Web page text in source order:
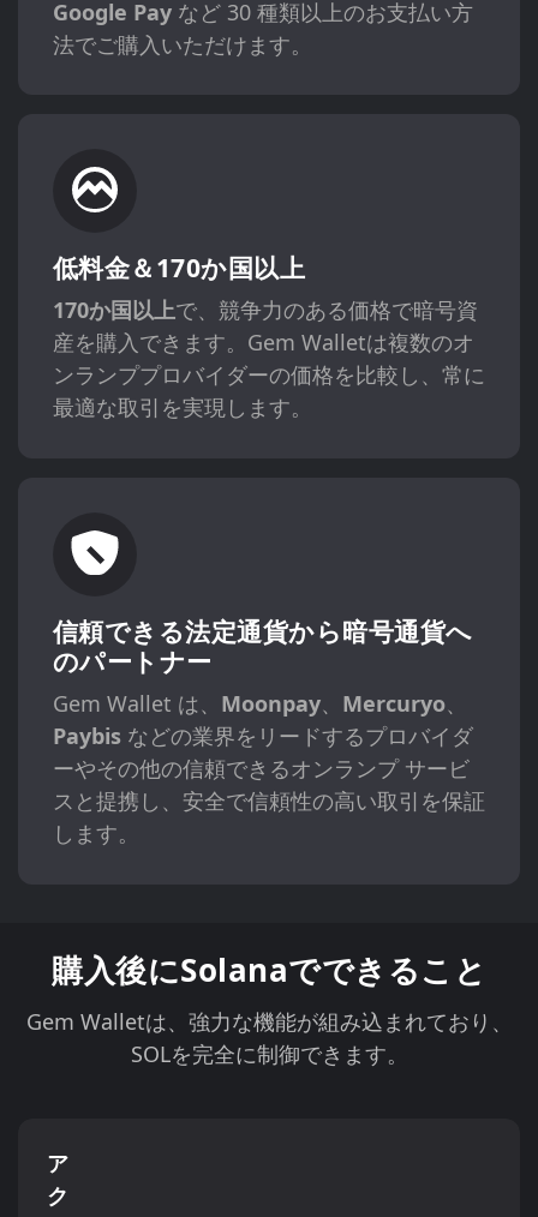
Google Payなど 30 種類以上のお支払い方
法でご購入いただけます。
低料金＆170か国以上
170か国以上で、競争力のある価格で暗号資
産を購入できます。Gem Walletは複数のオ
ンランププロバイダーの価格を比較し、常に
最適な取引を実現します。
信頼できる法定通貨から暗号通貨へ
のパートナー
Gem Wallet は、 Moonpay、 Mercuryo、
Paybis などの業界をリードするプロバイダ
ーやその他の信頼できるオンランプ サービ
スと提携し、安全で信頼性の高い取引を保証
します。
購入後にSolanaでできること
Gem Walletは、強力な機能が組み込まれており、
SOLを完全に制御できます。
ア
ク